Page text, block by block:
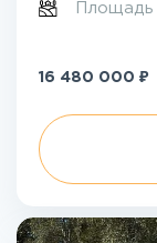
Площадь
16 480 000 ₽